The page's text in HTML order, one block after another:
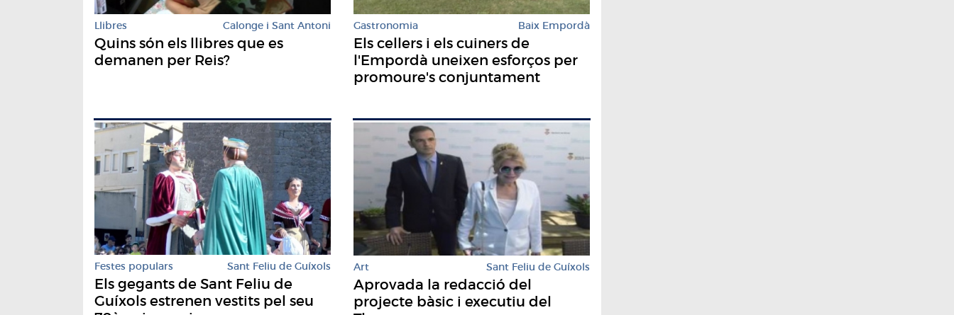
Llibres Calonge i Sant Antoni
Quins són els llibres que es
demanen per Reis?
Gastronomia Baix Empordà
Els cellers i els cuiners de
l'Empordà uneixen esforços per
promoure's conjuntament
Festes populars Sant Feliu de Guíxols
Els gegants de Sant Feliu de
Guíxols estrenen vestits pel seu
Art Sant Feliu de Guíxols
Aprovada la redacció del
projecte bàsic i executiu del